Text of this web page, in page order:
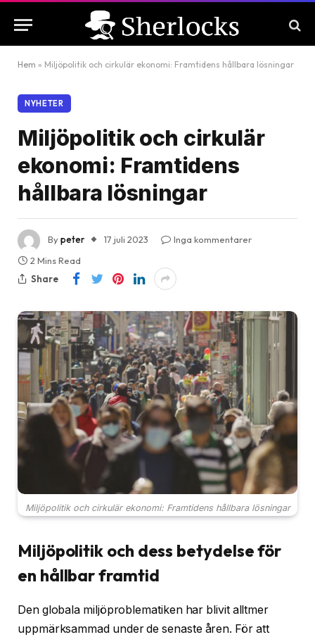
Hem » Miljöpolitik och cirkulär ekonomi: Framtidens hållbara lösningar
NYHETER
Miljöpolitik och cirkulär
ekonomi: Framtidens
hållbara lösningar
Bypeter 17 juli 2023
Inga kommentarer
2 Mins Read
Share
Miljöpolitik och cirkulär ekonomi: Framtidens hållbara lösningar
Miljöpolitik och dess betydelse för
en hållbar framtid
Den globala miljöproblematiken har blivit alltmer
uppmärksammad under de senaste åren. För att